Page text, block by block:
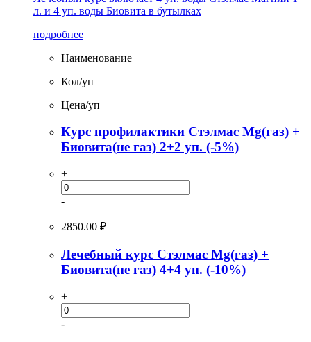
л. и 4 уп. воды Биовита в бутылках
подробнее
Наименование
Кол/уп
Цена/уп
Курс профилактики Стэлмас Mg(газ) +
Биовита(не газ) 2+2 уп. (-5%)
+
-
2850.00 ₽
Лечебный курс Стэлмас Mg(газ) +
Биовита(не газ) 4+4 уп. (-10%)
+
-